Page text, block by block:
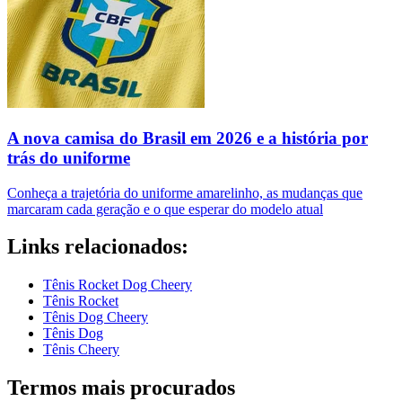
A nova camisa do Brasil em 2026 e a história por
trás do uniforme
Conheça a trajetória do uniforme amarelinho, as mudanças que
marcaram cada geração e o que esperar do modelo atual
Links relacionados:
Tênis Rocket Dog Cheery
Tênis Rocket
Tênis Dog Cheery
Tênis Dog
Tênis Cheery
Termos mais procurados